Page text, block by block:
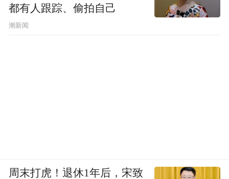
都有人跟踪、偷拍自己
潮新闻
周末打虎！退休1年后，宋致